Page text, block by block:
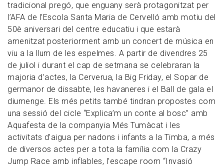
tradicional pregó, que enguany serà protagonitzat per
l’AFA de l’Escola Santa Maria de Cervelló amb motiu del
50è aniversari del centre educatiu i que estarà
amenitzat posteriorment amb un concert de música en
viu a la llum de les espelmes. A partir de divendres 25
de juliol i durant el cap de setmana se celebraran la
majoria d’actes, la Cerverua, la Big Friday, el Sopar de
germanor de dissabte, les havaneres i el Ball de gala el
diumenge. Els més petits també tindran propostes com
una sessió del cicle “Explica’m un conte al bosc” amb
Aquafesta de la companyia Més Tumàcat i les
activitats d’aigua per nadons i infants a la Timba, a més
de diversos actes per a tota la família com la Crazy
Jump Race amb inflables, l’escape room “Invasió